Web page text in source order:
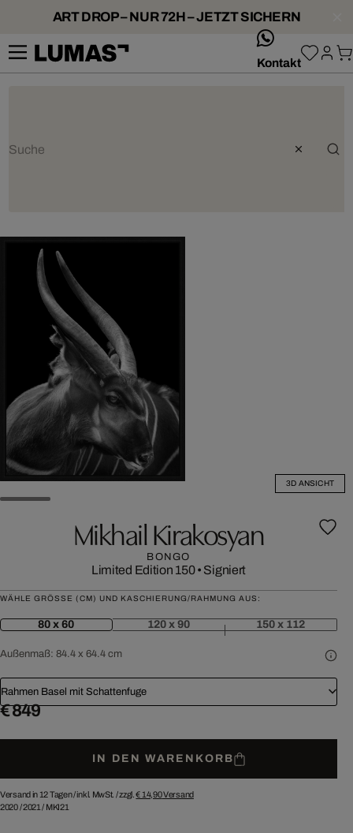
ART DROP – NUR 72H – JETZT SICHERN
Kontakt
3D ANSICHT
Mikhail Kirakosyan
BONGO
Limited Edition 150• Signiert
WÄHLE GRÖSSE (CM) UND KASCHIERUNG/RAHMUNG AUS:
80 x 60 120 x 90 150 x 112
Außenmaß: 84.4 x 64.4 cm
Rahmen Basel mit Schattenfuge
€ 849
IN DEN WARENKORB
Versand in 12 Tagen /inkl. MwSt. / zzgl.€ 14,90Versand
2020/2021 / MKI21